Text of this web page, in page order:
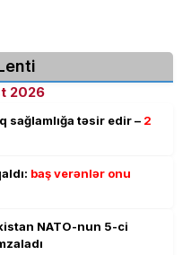
2026
sağlamlığa təsir edir – 2
baş verənlər onu
NATO-nun 5-ci